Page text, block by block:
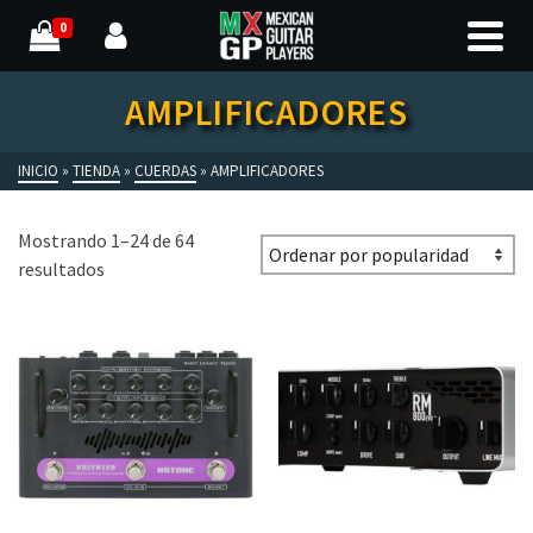
0
AMPLIFICADORES
INICIO » TIENDA » CUERDAS » AMPLIFICADORES
Mostrando 1–24 de 64
resultados